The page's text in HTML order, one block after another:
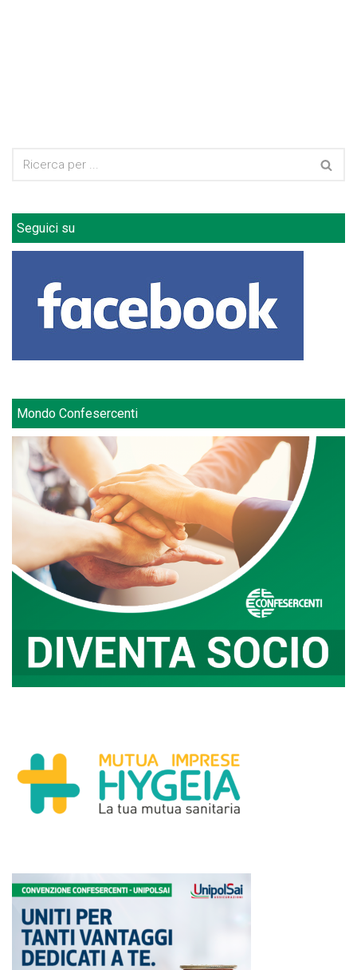
Seguici su
Mondo Confesercenti